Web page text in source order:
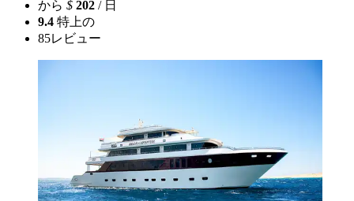
から $ 202 / 日
9.4 特上の
85レビュー